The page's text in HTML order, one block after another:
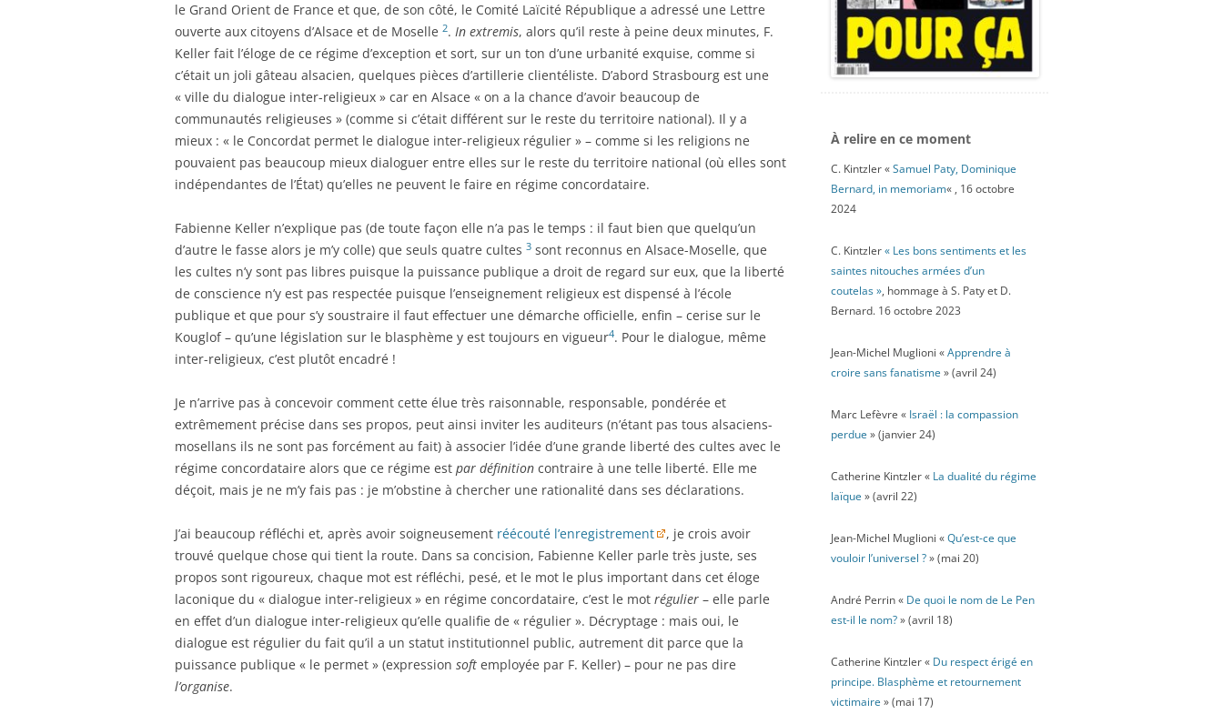
le Grand Orient de France et que, de son côté, le Comité Laïcité République a adressé une Lettre
ouverte aux citoyens d’Alsace et de Moselle 2. In extremis, alors qu’il reste à peine deux minutes, F.
Keller fait l’éloge de ce régime d’exception et sort, sur un ton d’une urbanité exquise, comme si
c’était un joli gâteau alsacien, quelques pièces d’artillerie clientéliste. D’abord Strasbourg est une
« ville du dialogue inter-religieux » car en Alsace « on a la chance d’avoir beaucoup de
communautés religieuses » (comme si c’était différent sur le reste du territoire national). Il y a
mieux : « le Concordat permet le dialogue inter-religieux régulier » – comme si les religions ne
pouvaient pas beaucoup mieux dialoguer entre elles sur le reste du territoire national (où elles sont
indépendantes de l’État) qu’elles ne peuvent le faire en régime concordataire.
Fabienne Keller n’explique pas (de toute façon elle n’a pas le temps : il faut bien que quelqu’un
d’autre le fasse alors je m’y colle) que seuls quatre cultes 3 sont reconnus en Alsace-Moselle, que
les cultes n’y sont pas libres puisque la puissance publique a droit de regard sur eux, que la liberté
de conscience n’y est pas respectée puisque l’enseignement religieux est dispensé à l’école
publique et que pour s’y soustraire il faut effectuer une démarche officielle, enfin – cerise sur le
Kouglof – qu’une législation sur le blasphème y est toujours en vigueur4. Pour le dialogue, même
inter-religieux, c’est plutôt encadré !
Je n’arrive pas à concevoir comment cette élue très raisonnable, responsable, pondérée et
extrêmement précise dans ses propos, peut ainsi inviter les auditeurs (n’étant pas tous alsaciens-
mosellans ils ne sont pas forcément au fait) à associer l’idée d’une grande liberté des cultes avec le
régime concordataire alors que ce régime est par définition contraire à une telle liberté. Elle me
déçoit, mais je ne m’y fais pas : je m’obstine à chercher une rationalité dans ses déclarations.
J’ai beaucoup réfléchi et, après avoir soigneusement réécouté l’enregistrement
, je crois avoir
trouvé quelque chose qui tient la route. Dans sa concision, Fabienne Keller parle très juste, ses
propos sont rigoureux, chaque mot est réfléchi, pesé, et le mot le plus important dans cet éloge
laconique du « dialogue inter-religieux » en régime concordataire, c’est le mot régulier – elle parle
en effet d’un dialogue inter-religieux qu’elle qualifie de « régulier ». Décryptage : mais oui, le
dialogue est régulier du fait qu’il a un statut institutionnel public, autrement dit parce que la
puissance publique « le permet » (expression soft employée par F. Keller) – pour ne pas dire
l’organise.
À relire en ce moment
C. Kintzler «Samuel Paty, Dominique
Bernard, in memoriam« , 16 octobre
2024
C. Kintzler« Les bons sentiments et les
saintes nitouches armées d’un
coutelas », hommage à S. Paty et D.
Bernard. 16 octobre 2023
Jean-Michel Muglioni «Apprendre à
croire sans fanatisme » (avril 24)
Marc Lefèvre « Israël : la compassion
perdue » (janvier 24)
Catherine Kintzler « La dualité du régime
laïque » (avril 22)
Jean-Michel Muglioni «Qu’est-ce que
vouloir l’universel ?» (mai 20)
André Perrin « De quoi le nom de Le Pen
est-il le nom?» (avril 18)
Catherine Kintzler « Du respect érigé en
principe. Blasphème et retournement
victimaire » (mai 17)